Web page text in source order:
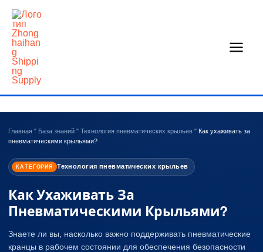
Перейти
содержанию
Главная " База знаний " Технология пневматических крыльев " Как ухаживать за
пневматическими крыльями?
КАТЕГОРИЯ Технология пневматических крыльев
Как Ухаживать За
Пневматическими Крыльями?
Знаете ли вы, насколько важно поддерживать пневматические
кранцы в рабочем состоянии для обеспечения безопасности